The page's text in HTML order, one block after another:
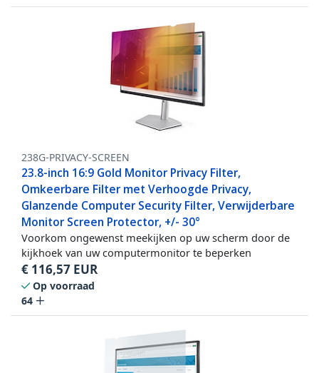
238G-PRIVACY-SCREEN
23.8-inch 16:9 Gold Monitor Privacy Filter,
Omkeerbare Filter met Verhoogde Privacy,
Glanzende Computer Security Filter, Verwijderbare
Monitor Screen Protector, +/- 30°
Voorkom ongewenst meekijken op uw scherm door de
kijkhoek van uw computermonitor te beperken
€ 116,57 EUR
Op voorraad
64